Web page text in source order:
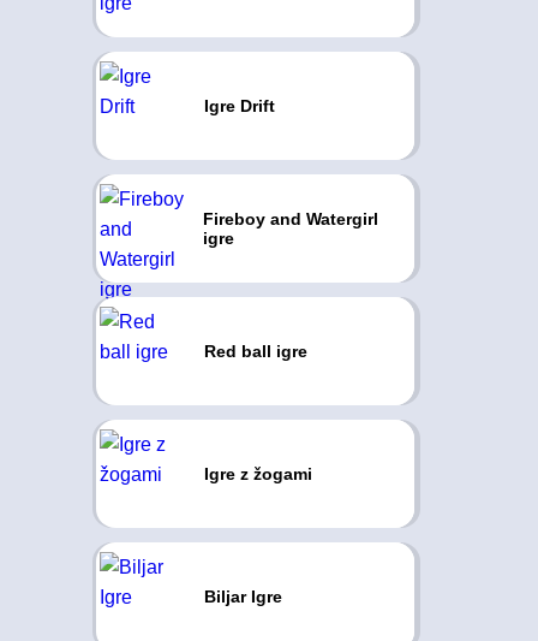
Igre Drift
Fireboy and Watergirl
igre
Red ball igre
Igre z žogami
Biljar Igre